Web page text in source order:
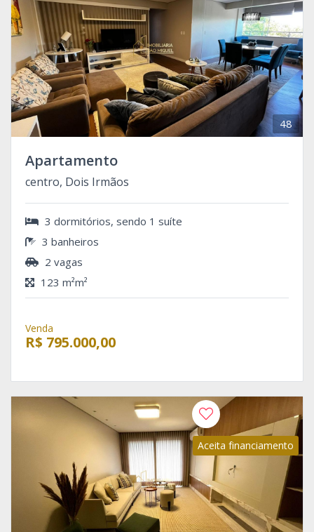
48
Apartamento
centro, Dois Irmãos
3 dormitórios, sendo 1 suíte
3 banheiros
2 vagas
123 m²m²
Venda
R$ 795.000,00
Aceita financiamento